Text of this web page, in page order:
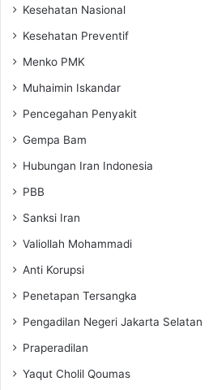
Kesehatan Nasional
Kesehatan Preventif
Menko PMK
Muhaimin Iskandar
Pencegahan Penyakit
Gempa Bam
Hubungan Iran Indonesia
PBB
Sanksi Iran
Valiollah Mohammadi
Anti Korupsi
Penetapan Tersangka
Pengadilan Negeri Jakarta Selatan
Praperadilan
Yaqut Cholil Qoumas